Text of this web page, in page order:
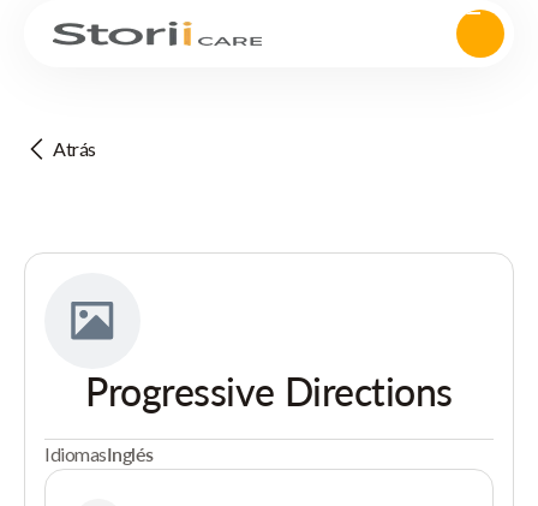
Atrás
Progressive Directions
IdiomasInglés